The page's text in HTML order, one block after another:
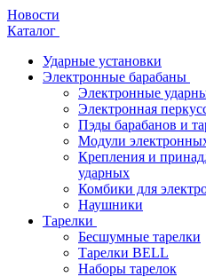
Новости
Каталог
Ударные установки
Электронные барабаны
Электронные
Электронная
Пэды барабанов и
Модули
Крепления и
ударных
Комбики для
Наушники
Тарелки
Бесшумные тарелки
Тарелки BELL
Наборы тарелок